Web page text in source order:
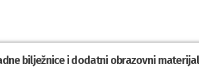
bilježnice i dodatni obrazovni materijal